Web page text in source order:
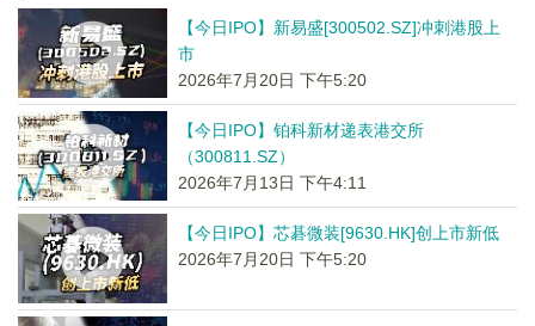
【今日IPO】新易盛[300502.SZ]冲刺港股上
市
2026年7月20日 下午5:20
【今日IPO】铂科新材递表港交所
（300811.SZ）
2026年7月13日 下午4:11
【今日IPO】芯碁微装[9630.HK]创上市新低
2026年7月20日 下午5:20